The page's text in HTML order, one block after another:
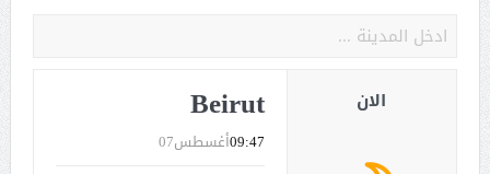
Beirut
أغسطس0709:47
الان